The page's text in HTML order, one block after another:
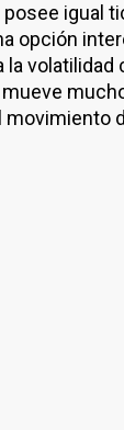
igual
opción
volatilidad
movimiento